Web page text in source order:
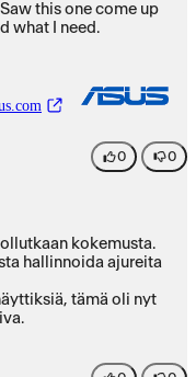
this one come up
what I need.
0 0
kokemusta.
hallinnoida ajureita
tämä oli nyt